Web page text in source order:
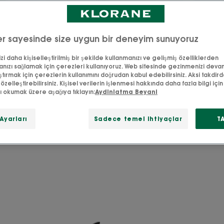
hakkında bilmeniz
Çin tıbbından esinlenen Klorane laboratuvarları,
otsu bir bitki olan Galangal'ı (Alpinia Galanga) seçti.
sayesinde her türlü kepeklenmenin 4 kat daha hızlı
*normal konsantrasyon koşulları altında Malassezia
sayesinde size uygun bir deneyim sunuyoruz
daha kişiselleştirilmiş bir şekilde kullanmanızı ve gelişmiş özelliklerden
sağlamak için çerezleri kullanıyoruz. Web sitesinde gezinmenizi
için çerezlerin kullanımını doğrudan kabul edebilirsiniz. Aksi
özelleştirebilirsiniz. Kişisel verilerin işlenmesi hakkında daha fazla bilgi
okumak üzere aşağıya tıklayın:Aydinlatma Beyani
Sadece temel ihtiyaçlar